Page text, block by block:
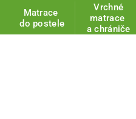
Matrace
do postele
Vrchné
matrace
a chrániče